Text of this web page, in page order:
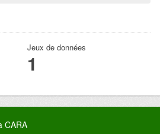
Jeux de données
1
CARA